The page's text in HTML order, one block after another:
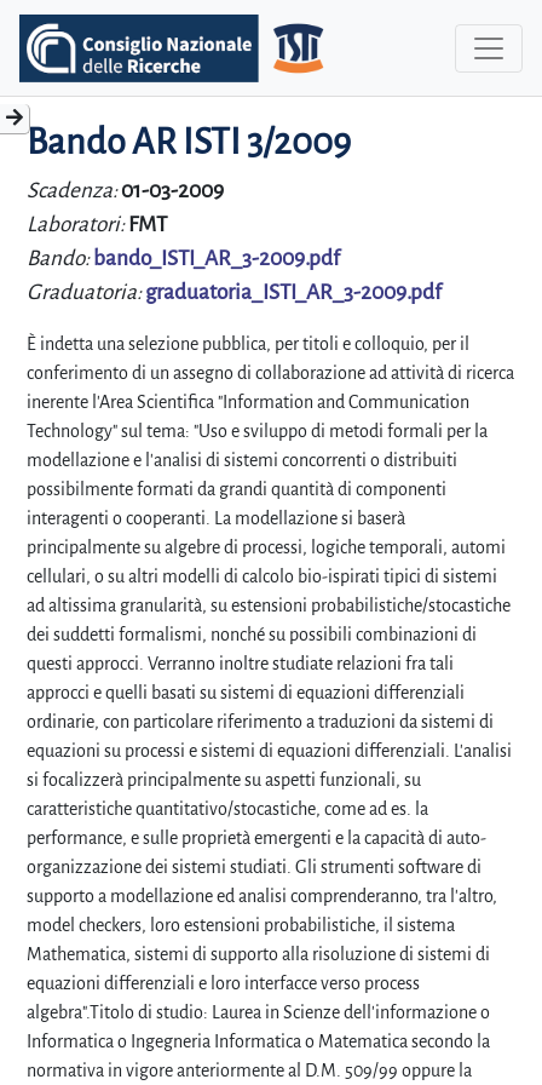
Bando AR ISTI 3/2009
Scadenza:01-03-2009
Laboratori: FMT
Bando: bando_ISTI_AR_3-2009.pdf
Graduatoria:graduatoria_ISTI_AR_3-2009.pdf
È indetta una selezione pubblica, per titoli e colloquio, per il
conferimento di un assegno di collaborazione ad attività di ricerca
inerente l'Area Scientifica "Information and Communication
Technology" sul tema: "Uso e sviluppo di metodi formali per la
modellazione e l'analisi di sistemi concorrenti o distribuiti
possibilmente formati da grandi quantità di componenti
interagenti o cooperanti. La modellazione si baserà
principalmente su algebre di processi, logiche temporali, automi
cellulari, o su altri modelli di calcolo bio-ispirati tipici di sistemi
ad altissima granularità, su estensioni probabilistiche/stocastiche
dei suddetti formalismi, nonché su possibili combinazioni di
questi approcci. Verranno inoltre studiate relazioni fra tali
approcci e quelli basati su sistemi di equazioni differenziali
ordinarie, con particolare riferimento a traduzioni da sistemi di
equazioni su processi e sistemi di equazioni differenziali. L'analisi
si focalizzerà principalmente su aspetti funzionali, su
caratteristiche quantitativo/stocastiche, come ad es. la
performance, e sulle proprietà emergenti e la capacità di auto-
organizzazione dei sistemi studiati. Gli strumenti software di
supporto a modellazione ed analisi comprenderanno, tra l'altro,
model checkers, loro estensioni probabilistiche, il sistema
Mathematica, sistemi di supporto alla risoluzione di sistemi di
equazioni differenziali e loro interfacce verso process
algebra".Titolo di studio: Laurea in Scienze dell'informazione o
Informatica o Ingegneria Informatica o Matematica secondo la
normativa in vigore anteriormente al D.M. 509/99 oppure la